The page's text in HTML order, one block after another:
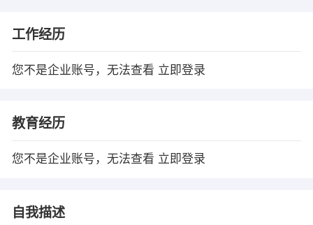
工作经历
您不是企业账号，无法查看 立即登录
教育经历
您不是企业账号，无法查看 立即登录
自我描述